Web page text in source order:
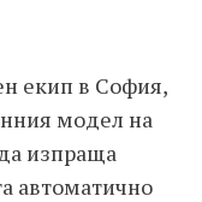
екип в София,
модел на
изпраща
автоматично